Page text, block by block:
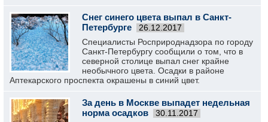
Снег синего цвета выпал в Санкт-
Петербурге
26.12.2017
Специалисты Росприроднадзора по городу
Санкт-Петербургу сообщили о том, что в
северной столице выпал снег крайне
необычного цвета. Осадки в районе
Аптекарского проспекта окрашены в синий цвет.
За день в Москве выпадет недельная
норма осадков
30.11.2017